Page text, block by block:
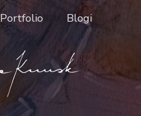
Portfolio Blogi